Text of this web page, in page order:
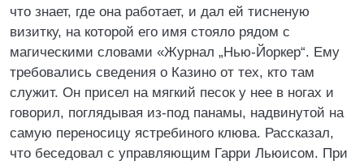
что знает, где она работает, и дал ей тисненую
визитку, на которой его имя стояло рядом с
магическими словами «Журнал „Нью-Йоркер“. Ему
требовались сведения о Казино от тех, кто там
служит. Он присел на мягкий песок у нее в ногах и
говорил, поглядывая из-под панамы, надвинутой на
самую переносицу ястребиного клюва. Рассказал,
что беседовал с управляющим Гарри Льюисом. При